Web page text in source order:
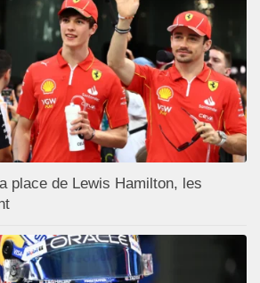
place de Lewis Hamilton, les